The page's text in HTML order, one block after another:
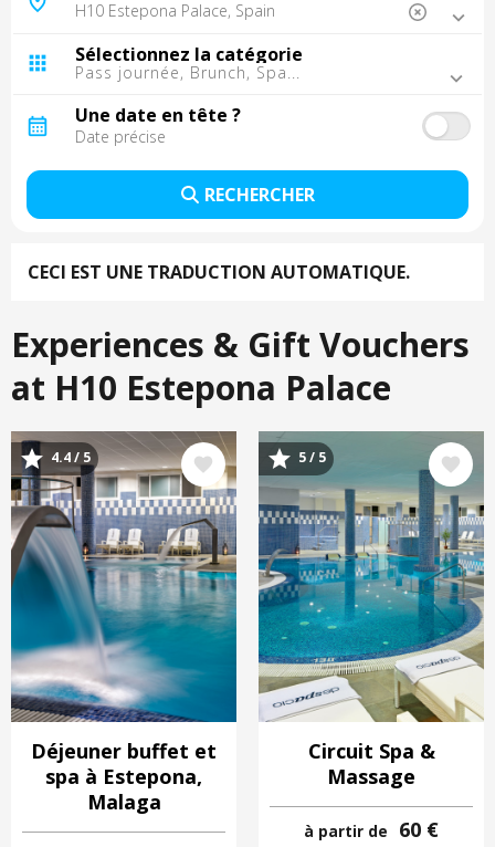
Barcelone, Espagne
Malaga, Espagne
Tarragone, Espagne
Tenerife, Espagne
Séville, Espagne
Lisbonne, Portugal
Grande Canarie, Espagne
Porto, Portugal
Punta Cana, République dominicaine
Cordoue, Espagne
Lanzarote, Espagne
La Palma, Espagne
Trelawny, Jamaïque
Sélectionnez la catégorie
Pass journée, Brunch, Spa...
Une date en tête ?
RECHERCHER
CECI EST UNE TRADUCTION AUTOMATIQUE.
Experiences & Gift Vouchers
at H10 Estepona Palace
Image
4.4 / 5
Déjeuner buffet et
spa à Estepona,
Malaga
Image
5 / 5
Circuit Spa &
Massage
à partir de 60 €